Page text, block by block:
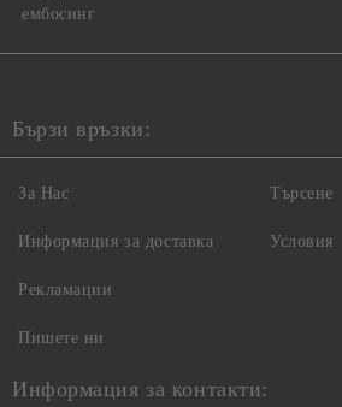
ембосинг
Бързи връзки:
За Нас
Информация за доставка
Рекламации
Пишете ни
Търсене
Условия
Информация за контакти: